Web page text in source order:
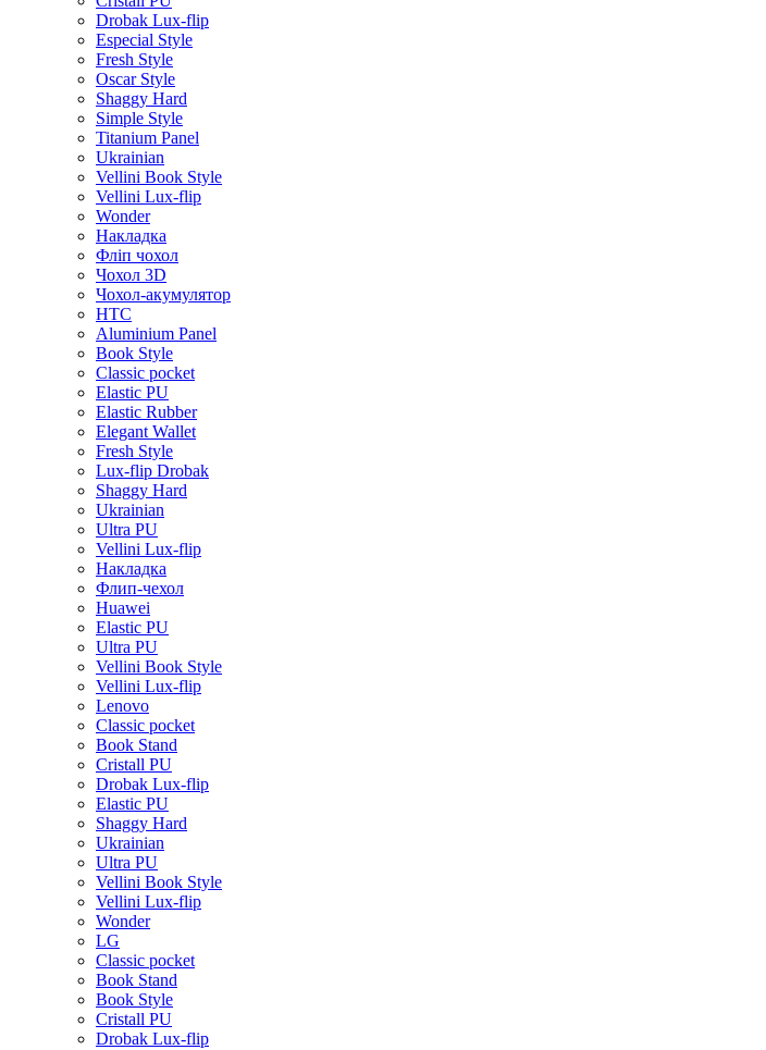
Drobak Lux-flip
Especial Style
Fresh Style
Oscar Style
Shaggy Hard
Simple Style
Titanium Panel
Ukrainian
Vellini Book Style
Vellini Lux-flip
Wonder
Накладка
Фліп чохол
Чохол 3D
Чохол-акумулятор
HTC
Aluminium Panel
Book Style
Classic pocket
Elastic PU
Elastic Rubber
Elegant Wallet
Fresh Style
Lux-flip Drobak
Shaggy Hard
Ukrainian
Ultra PU
Vellini Lux-flip
Накладка
Флип-чехол
Huawei
Elastic PU
Ultra PU
Vellini Book Style
Vellini Lux-flip
Lenovo
Classic pocket
Book Stand
Cristall PU
Drobak Lux-flip
Elastic PU
Shaggy Hard
Ukrainian
Ultra PU
Vellini Book Style
Vellini Lux-flip
Wonder
LG
Classic pocket
Book Stand
Book Style
Cristall PU
Drobak Lux-flip